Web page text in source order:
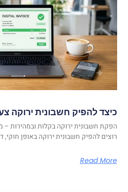
כיצד להפיק חשבונית ירוקה
הפקת חשבונית ירוקה בקלות ובמהירות
רוצים להפיק חשבונית ירוקה באופן חוקי,
Read More